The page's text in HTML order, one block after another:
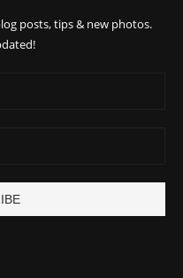
posts, tips & new photos.